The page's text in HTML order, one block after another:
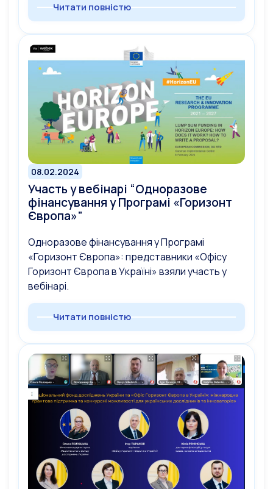
Читати повністю
08.02.2024
Участь у вебінарі “Одноразове
фінансування у Програмі «Горизонт
Європа»”
Одноразове фінансування у Програмі
«Горизонт Європа»: представники «Офісу
Горизонт Європа в Україні» взяли участь у
вебінарі.
Читати повністю